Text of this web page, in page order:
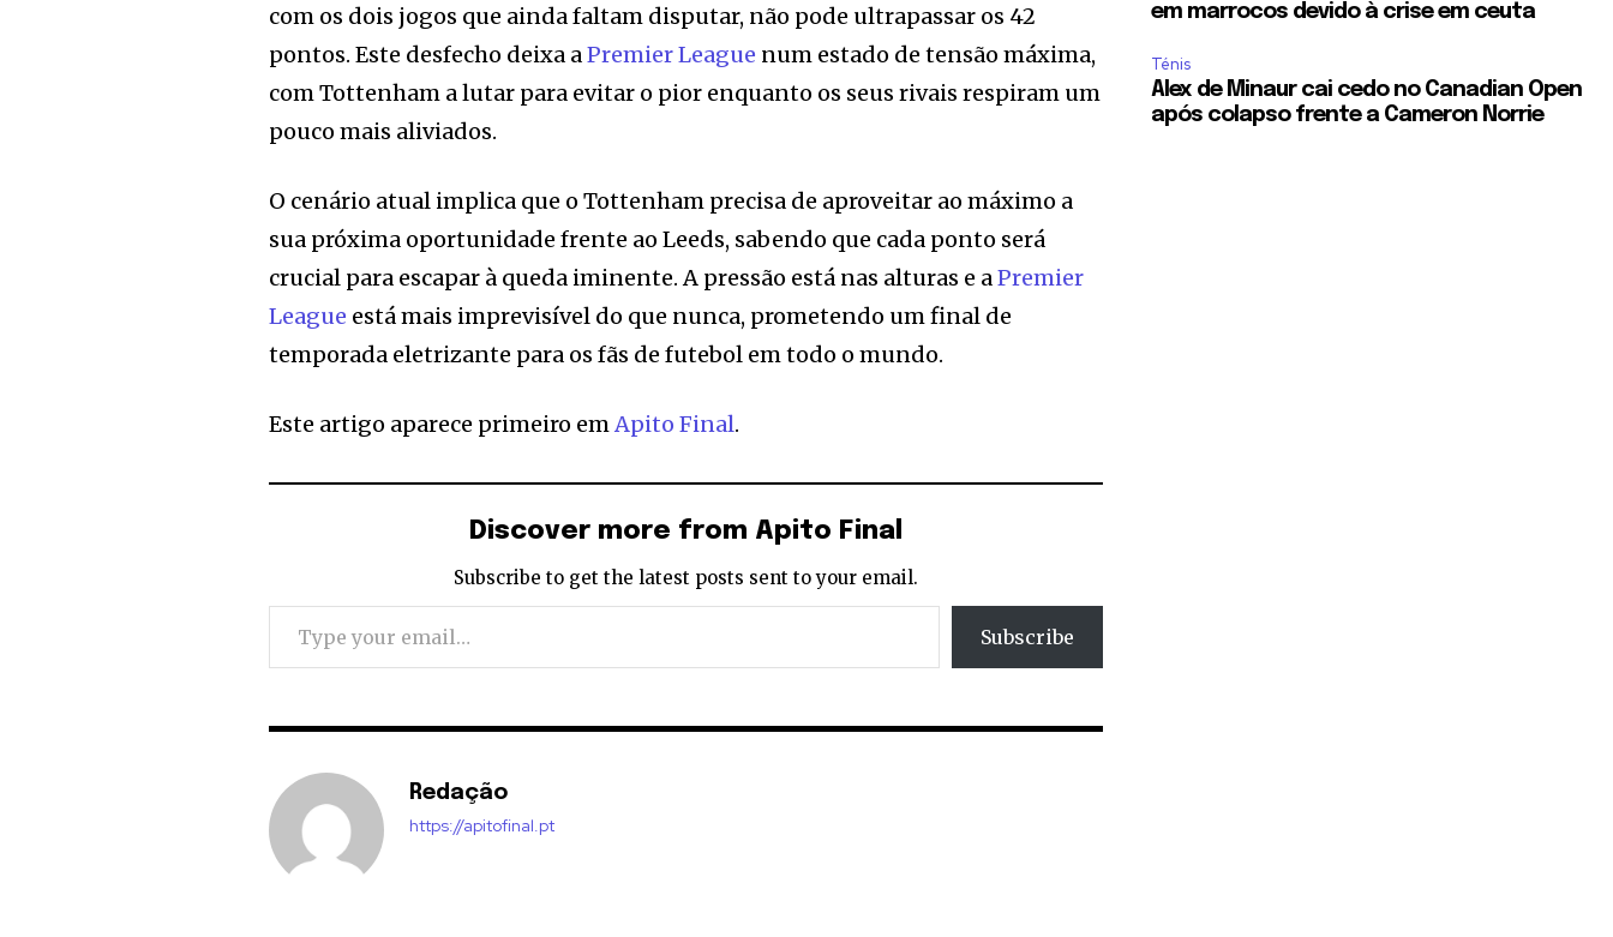
com os dois jogos que ainda faltam disputar, não pode ultrapassar os 42
pontos. Este desfecho deixa aPremier League num estado de tensão máxima,
com Tottenham a lutar para evitar o pior enquanto os seus rivais respiram um
pouco mais aliviados.
O cenário atual implica que o Tottenham precisa de aproveitar ao máximo a
sua próxima oportunidade frente ao Leeds, sabendo que cada ponto será
crucial para escapar à queda iminente. A pressão está nas alturas e aPremier
League está mais imprevisível do que nunca, prometendo um final de
temporada eletrizante para os fãs de futebol em todo o mundo.
Este artigo aparece primeiro emApito Final.
Discover more from Apito Final
Subscribe to get the latest posts sent to your email.
Type your email…
Subscribe
Redação
https://apitofinal.pt
em marrocos devido à crise em ceuta
Ténis
Alex de Minaur cai cedo no Canadian Open
após colapso frente a Cameron Norrie